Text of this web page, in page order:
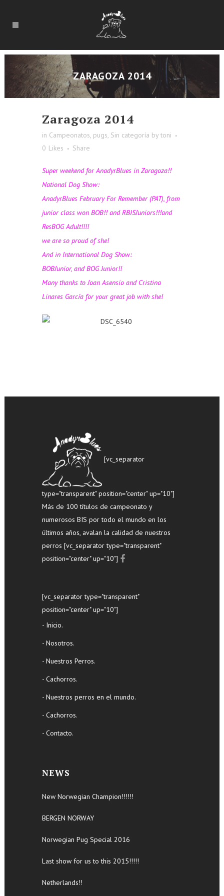
ZARAGOZA 2014
Zaragoza 2014
in Campeonatos, pugs, Sin categoría by toni
0 Likes Share
Super weekend for AnadyrBlues in Zaragoza!!
National Dog Show:
AnadyrBlues February For Remember (PAT), from
junior class won BOB!! and RBISJuniors!!!and
ResBOG Adult!!!!
we are so proud of she!
And in International Dog Show:
BOBJunior, and BOG Junior!!
Many thanks toJoan Asensio and Cristina
Linares García for your great job with she!
[vc_separator
type="transparent" position="center" up="10"]
Más de 100 títulos de campeonato y
numerosos BIS por todo el mundo en los
últimos años, avalan la calidad de nuestros
perros [vc_separator type="transparent"
position="center" up="10"]
[vc_separator type="transparent"
position="center" up="10"]
- Inicio.
- Nosotros.
- Nuestros Perros.
- Cachorros.
- Nuestros perros en el mundo.
- Cachorros.
- Contacto.
NEWS
New Norwegian Champion!!!!!!
BERGEN NORWAY
Norwegian Pug Special 2016
Last show for us to this 2015!!!!!
Netherlands!!